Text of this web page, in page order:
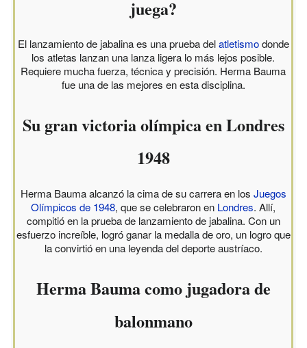
juega?
El lanzamiento de jabalina es una prueba delatletismodonde
los atletas lanzan una lanza ligera lo más lejos posible.
Requiere mucha fuerza, técnica y precisión. Herma Bauma
fue una de las mejores en esta disciplina.
Su gran victoria olímpica en Londres
1948
Herma Bauma alcanzó la cima de su carrera en los Juegos
Olímpicos de 1948, que se celebraron en Londres. Allí,
compitió en la prueba de lanzamiento de jabalina. Con un
esfuerzo increíble, logró ganar la medalla de oro, un logro que
la convirtió en una leyenda del deporte austríaco.
Herma Bauma como jugadora de
balonmano